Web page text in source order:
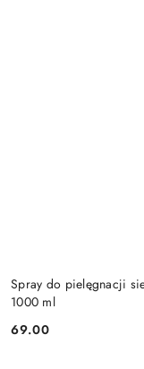
Spray do pielęgnacji
1000 ml
Cena:
69.00